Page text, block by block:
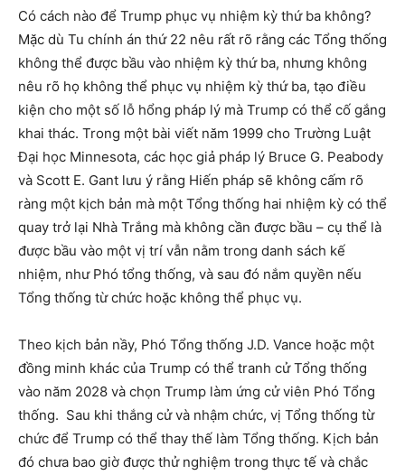
Có cách nào để Trump phục vụ nhiệm kỳ thứ ba không?
Mặc dù Tu chính án thứ 22 nêu rất rõ rằng các Tổng thống
không thể được bầu vào nhiệm kỳ thứ ba, nhưng không
nêu rõ họ không thể phục vụ nhiệm kỳ thứ ba, tạo điều
kiện cho một số lỗ hổng pháp lý mà Trump có thể cố gắng
khai thác. Trong một bài viết năm 1999 cho Trường Luật
Đại học Minnesota, các học giả pháp lý Bruce G. Peabody
và Scott E. Gant lưu ý rằng Hiến pháp sẽ không cấm rõ
ràng một kịch bản mà một Tổng thống hai nhiệm kỳ có thể
quay trở lại Nhà Trắng mà không cần được bầu – cụ thể là
được bầu vào một vị trí vẫn nằm trong danh sách kế
nhiệm, như Phó tổng thống, và sau đó nắm quyền nếu
Tổng thống từ chức hoặc không thể phục vụ.
Theo kịch bản nầy, Phó Tổng thống J.D. Vance hoặc một
đồng minh khác của Trump có thể tranh cử Tổng thống
vào năm 2028 và chọn Trump làm ứng cử viên Phó Tổng
thống. Sau khi thắng cử và nhậm chức, vị Tổng thống từ
chức để Trump có thể thay thế làm Tổng thống. Kịch bản
đó chưa bao giờ được thử nghiệm trong thực tế và chắc